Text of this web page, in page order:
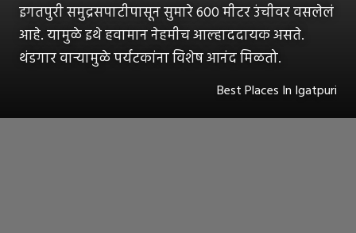
इगतपुरी समुद्रसपाटीपासून सुमारे 600 मीटर उंचीवर वसलेलं
आहे. यामुळे इथे हवामान नेहमीच आल्हाददायक असते.
थंडगार वाऱ्यामुळे पर्यटकांना विशेष आनंद मिळतो.
Best Places In Igatpuri